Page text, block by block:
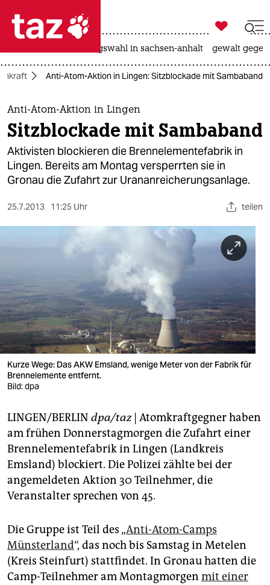
 taz zahl ich
taz zahl ich
themen
politik
öko
sport
nord
wahrheit
verlag
verlag
shop
fragen & hilfe
unterstützen
abo
epaper login

taz zahl ich
landtagswahl in sachsen-anhalt gewalt
Anti-Atom-Aktion in Lingen: Sitzblockade mit Sambaband
Anti-Atom-Aktion in Lingen
Sitzblockade mit Sambaband
Aktivisten blockieren die Brennelementefabrik in
Lingen. Bereits am Montag versperrten sie in
Gronau die Zufahrt zur Urananreicherungsanlage.
25.7.2013 11:25 Uhr teilen
Kurze Wege: Das AKW Emsland, wenige Meter von der Fabrik für
Brennelemente entfernt.
Bild: dpa
LINGEN/BERLIN dpa/taz| Atomkraftgegner haben
am frühen Donnerstagmorgen die Zufahrt einer
Brennelementefabrik in Lingen (Landkreis
Emsland) blockiert. Die Polizei zählte bei der
angemeldeten Aktion 30 Teilnehmer, die
Veranstalter sprechen von 45.
Die Gruppe ist Teil des „Anti-Atom-Camps
Münsterland“, das noch bis Samstag in Metelen
(Kreis Steinfurt) stattfindet. In Gronau hatten die
Camp-Teilnehmer am Montagmorgen mit einer